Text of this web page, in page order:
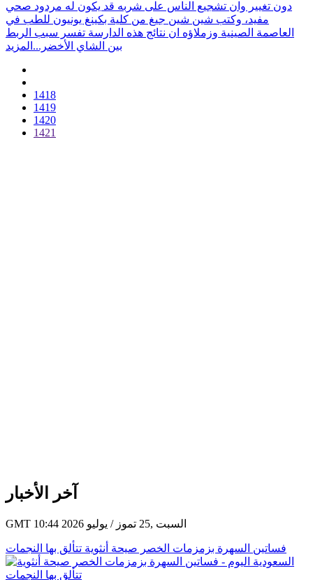
دون تغيير وان تشجيع الناس على شربه قد يكون له مردود صحي
مفيد، وكتب شين شين جيغ من كلية بكينغ يونيون للطب في
العاصمة الصينية وزملاؤه ان نتائج هذه الدارسة تفسر سبب الربط
بين الشاي الأخضر... المزيد
1418
1419
1420
1421
آخر الأخبار
GMT 10:44 2026 السبت ,25 تموز / يوليو
فساتين السهرة بزمزمات الخصر صيحة أنثوية تتألق بها النجمات